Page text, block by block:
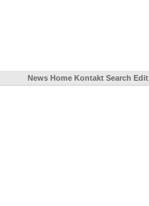
News Home Kontakt Search Edit